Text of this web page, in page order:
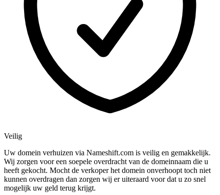
Veilig
Uw domein verhuizen via Nameshift.com is veilig en gemakkelijk.
Wij zorgen voor een soepele overdracht van de domeinnaam die u
heeft gekocht. Mocht de verkoper het domein onverhoopt toch niet
kunnen overdragen dan zorgen wij er uiteraard voor dat u zo snel
mogelijk uw geld terug krijgt.